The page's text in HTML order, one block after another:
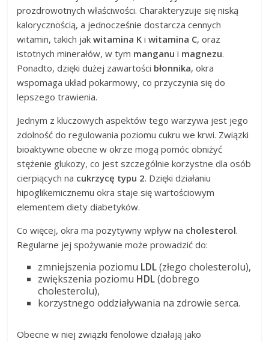
prozdrowotnych właściwości. Charakteryzuje się niską
kalorycznością, a jednocześnie dostarcza cennych
witamin, takich jakwitamina K iwitamina C, oraz
istotnych minerałów, w tym manganu i magnezu.
Ponadto, dzięki dużej zawartości błonnika, okra
wspomaga układ pokarmowy, co przyczynia się do
lepszego trawienia.
Jednym z kluczowych aspektów tego warzywa jest jego
zdolność do regulowania poziomu cukru we krwi. Związki
bioaktywne obecne w okrze mogą pomóc obniżyć
stężenie glukozy, co jest szczególnie korzystne dla osób
cierpiących na cukrzycę typu 2. Dzięki działaniu
hipoglikemicznemu okra staje się wartościowym
elementem diety diabetyków.
Co więcej, okra ma pozytywny wpływ na cholesterol.
Regularne jej spożywanie może prowadzić do:
zmniejszenia poziomu LDL(złego cholesterolu),
zwiększenia poziomu HDL(dobrego
cholesterolu),
korzystnego oddziaływania na zdrowie serca.
Obecne w niej związki fenolowe działają jako